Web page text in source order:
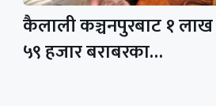
कैलाली कञ्चनपुरबाट १ लाख
५९ हजार बराबरका…